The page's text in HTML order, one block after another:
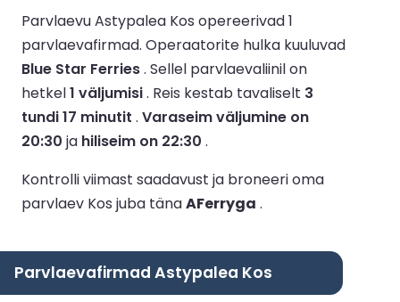
Parvlaevu Astypalea Kos opereerivad 1
parvlaevafirmad. Operaatorite hulka kuuluvad
Blue Star Ferries. Sellel parvlaevaliinil on
hetkel1 väljumisi. Reis kestab tavaliselt 3
tundi 17 minutit . Varaseim väljumine on
20:30 ja hiliseim on 22:30 .
Kontrolli viimast saadavust ja broneeri oma
parvlaev Kos juba tänaAFerryga .
Parvlaevafirmad Astypalea Kos